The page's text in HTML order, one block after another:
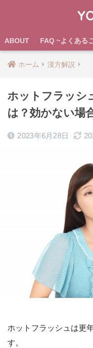
ABOUT FAQ ~よくある
ホーム 漢方解説
ホットフラッシ
は？効かない場
2023年6月28日
ホットフラッシュは更
す。